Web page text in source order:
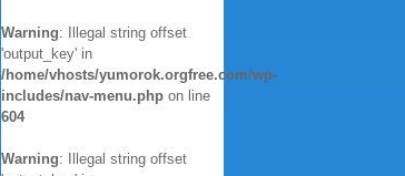
Warning: Illegal string offset
'output_key' in
/home/vhosts/yumorok.orgfree.com/wp-
includes/nav-menu.php on line
604
Warning: Illegal string offset